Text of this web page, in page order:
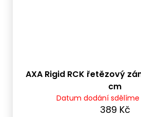
AXA Rigid RCK řetězový
cm
Datum dodání
389 Kč